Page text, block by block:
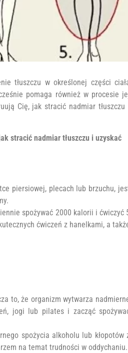
tłuszczu w określonej części
pomaga również w procesie
Cię, jak stracić nadmiar tłuszczu
stracić nadmiar tłuszczu i uzyskać
piersiowej, plecach lub brzuchu,
spożywać 2000 kalorii i ćwiczyć
ćwiczeń z hanelkami, a
to, że organizm wytwarza
jogi lub pilates i zacząć
spożycia alkoholu lub kłopotów
na temat trudności w oddychaniu.